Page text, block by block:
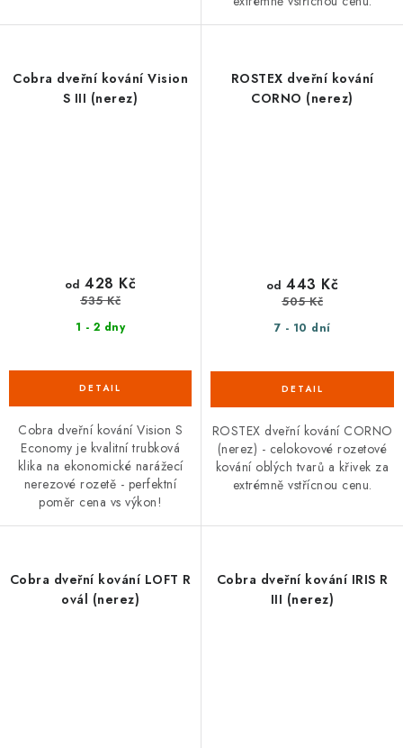
Cobra dveřní kování Vision
S III (nerez)
1 - 2 dny
od 428 Kč
535 Kč
Cobra dveřní kování Vision S
Economy je kvalitní trubková
klika na ekonomické narážecí
nerezové rozetě - perfektní
poměr cena vs výkon!
ROSTEX dveřní kování
CORNO (nerez)
7 - 10 dní
od 443 Kč
505 Kč
ROSTEX dveřní kování CORNO
(nerez) - celokovové rozetové
kování oblých tvarů a křivek za
extrémně vstřícnou cenu.
Cobra dveřní kování LOFT R
ovál (nerez)
Cobra dveřní kování IRIS R
III (nerez)